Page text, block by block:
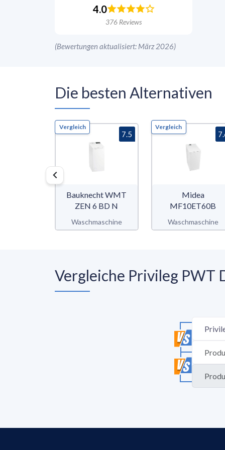
4.0
376 Reviews
(Bewertungen aktualisiert: März 2026)
Die besten Alternativen
Vergleich
Bauknecht WMT
ZEN 6 BD N
Waschmaschine
7.5
Vergleich
Midea
MF10ET60B
Waschmaschine
Vergleiche Privileg PWT